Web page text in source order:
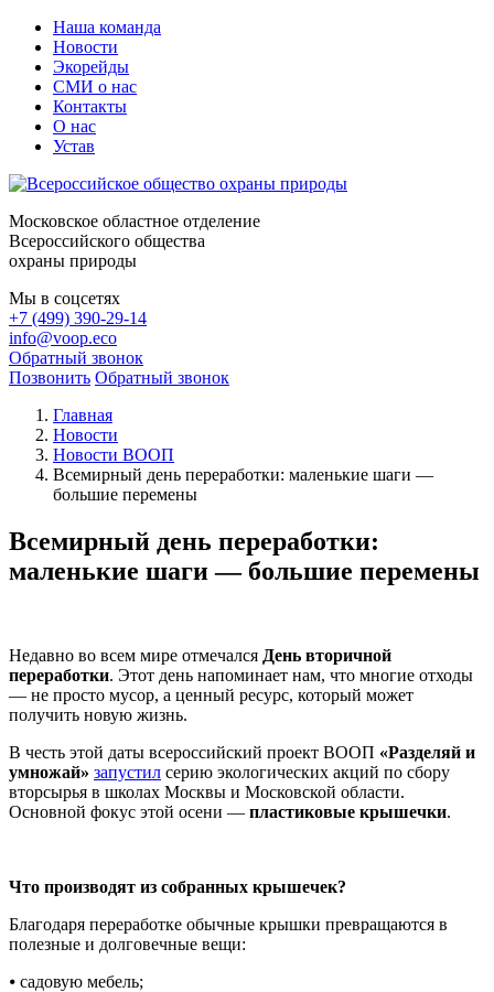
Наша команда
Новости
Экорейды
СМИ о нас
Контакты
О нас
Устав
Московское областное отделение
Всероссийского общества
охраны природы
Мы в соцсетях
+7 (499) 390-29-14
info@voop.eco
Обратный звонок
Позвонить Обратный звонок
Главная
Новости
Новости ВООП
Всемирный день переработки: маленькие шаги —
большие перемены
Всемирный день переработки:
маленькие шаги — большие перемены
Недавно во всем мире отмечался День вторичной
переработки. Этот день напоминает нам, что многие отходы
— не просто мусор, а ценный ресурс, который может
получить новую жизнь.
В честь этой даты всероссийский проект ВООП «Разделяй и
умножай» запустил серию экологических акций по сбору
вторсырья в школах Москвы и Московской области.
Основной фокус этой осени — пластиковые крышечки.
Что производят из собранных крышечек?
Благодаря переработке обычные крышки превращаются в
полезные и долговечные вещи:
⦁ садовую мебель;